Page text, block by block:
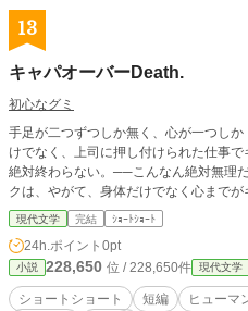
13
キャパオーバーDeath.
初心なグミ
手足が二つずつしか無く、心が一つし
けでなく、上司に押し付けられた仕事
絶対終わらない。──こんなん絶対無理
クは、やがて、身体だけでなく心までが
現代文学 完結 ｼｮｰﾄｼｮｰﾄ
24h.ポイント 0pt
小説 228,650 位 / 228,650件 現代文学
ショートショート 短編 ヒューマ